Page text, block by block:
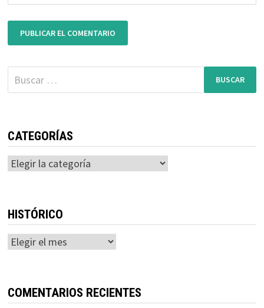
Buscar:
CATEGORÍAS
Categorías
HISTÓRICO
Histórico
COMENTARIOS RECIENTES